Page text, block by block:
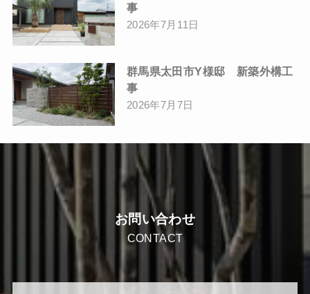
事
2026年7月11日
群馬県太田市Y様邸 新築外構工
事
2026年7月7日
お問い合わせ
CONTACT